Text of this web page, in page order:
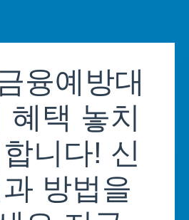
융예방대
택 놓치
니다! 신
방법을